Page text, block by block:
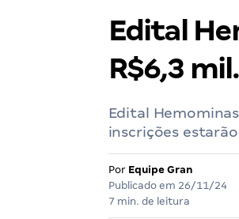
Edital
R$6,3
Edital
inscrições
Por Equipe Gran
Publicado em 26/11/24
7 min. de leitura